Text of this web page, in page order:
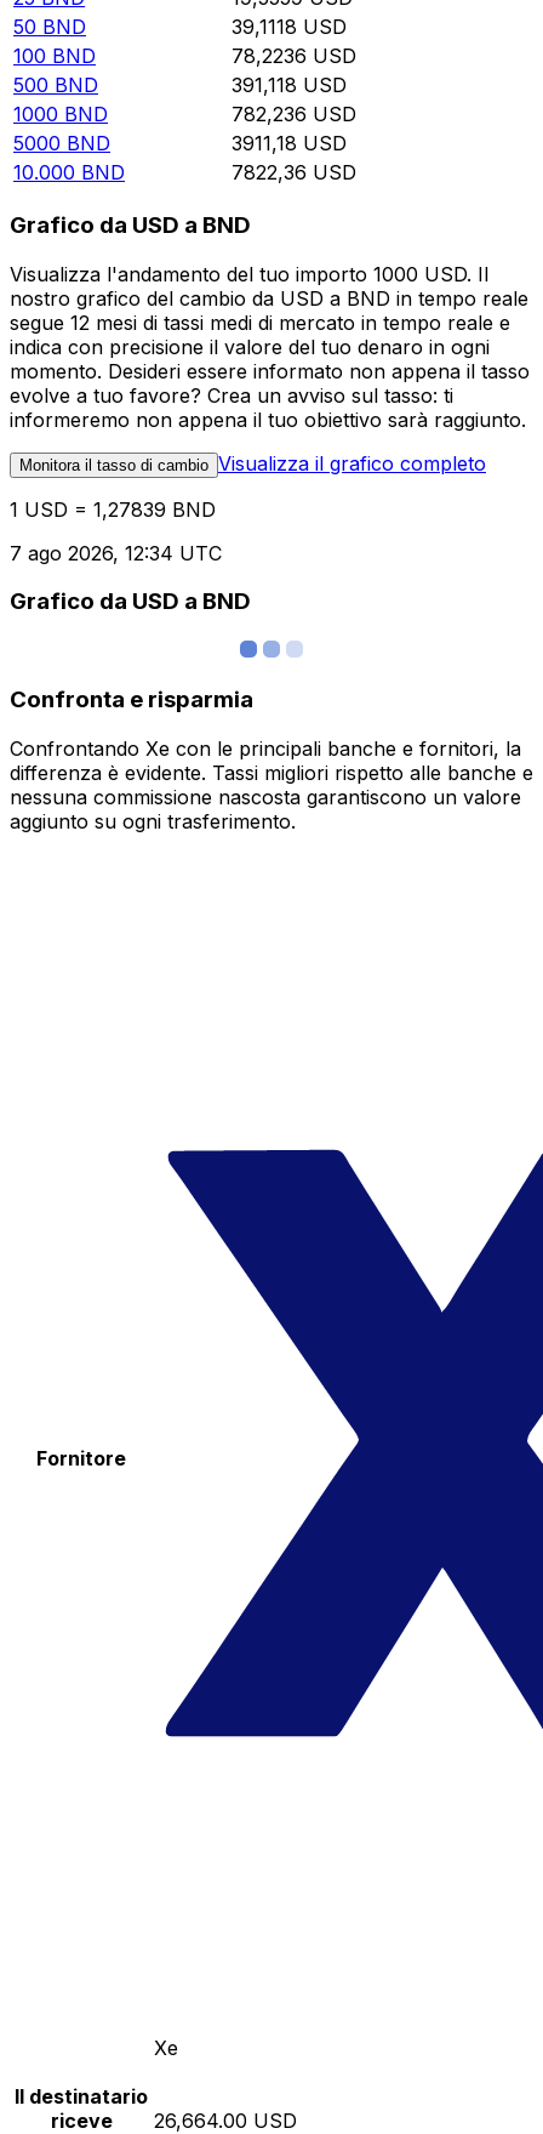
50 BND 39,1118 USD
100 BND 78,2236 USD
500 BND 391,118 USD
1000 BND 782,236 USD
5000 BND 3911,18 USD
10.000 BND 7822,36 USD
Grafico da USD a BND
Visualizza l'andamento del tuo importo 1000 USD. Il
nostro grafico del cambio da USD a BND in tempo reale
segue 12 mesi di tassi medi di mercato in tempo reale e
indica con precisione il valore del tuo denaro in ogni
momento. Desideri essere informato non appena il tasso
evolve a tuo favore? Crea un avviso sul tasso: ti
informeremo non appena il tuo obiettivo sarà raggiunto.
Monitora il tasso di cambio Visualizza il grafico completo
1 USD = 1,27839 BND
7 ago 2026, 12:34 UTC
Grafico da USD a BND
Confronta e risparmia
Confrontando Xe con le principali banche e fornitori, la
differenza è evidente. Tassi migliori rispetto alle banche e
nessuna commissione nascosta garantiscono un valore
aggiunto su ogni trasferimento.
Fornitore
Xe
Il destinatario
riceve
26,664.00 USD